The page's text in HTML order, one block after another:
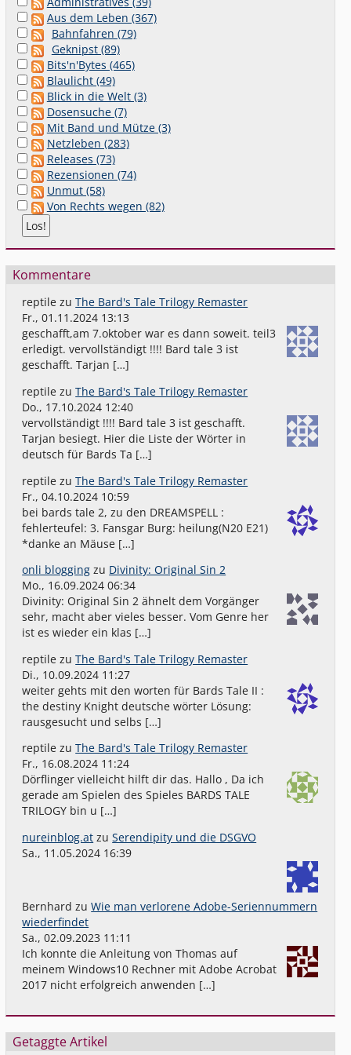
Aus dem Leben (367)
Bahnfahren (79)
Geknipst (89)
Bits'n'Bytes (465)
Blaulicht (49)
Blick in die Welt (3)
Dosensuche (7)
Mit Band und Mütze (3)
Netzleben (283)
Releases (73)
Rezensionen (74)
Unmut (58)
Von Rechts wegen (82)
Kommentare
reptile zuThe Bard's Tale Trilogy Remaster
Fr., 01.11.2024 13:13
geschafft,am 7.oktober war es dann soweit. teil3
erledigt. vervollständigt !!!! Bard tale 3 ist
geschafft. Tarjan […]
reptile zuThe Bard's Tale Trilogy Remaster
Do., 17.10.2024 12:40
vervollständigt !!!! Bard tale 3 ist geschafft.
Tarjan besiegt. Hier die Liste der Wörter in
deutsch für Bards Ta […]
reptile zuThe Bard's Tale Trilogy Remaster
Fr., 04.10.2024 10:59
bei bards tale 2, zu den DREAMSPELL :
fehlerteufel: 3. Fansgar Burg: heilung(N20 E21)
*danke an Mäuse […]
onli blogging zu Divinity: Original Sin 2
Mo., 16.09.2024 06:34
Divinity: Original Sin 2 ähnelt dem Vorgänger
sehr, macht aber vieles besser. Vom Genre her
ist es wieder ein klas […]
reptile zuThe Bard's Tale Trilogy Remaster
Di., 10.09.2024 11:27
weiter gehts mit den worten für Bards Tale II :
the destiny Knight deutsche wörter Lösung:
rausgesucht und selbs […]
reptile zuThe Bard's Tale Trilogy Remaster
Fr., 16.08.2024 11:24
Dörflinger vielleicht hilft dir das. Hallo , Da ich
gerade am Spielen des Spieles BARDS TALE
TRILOGY bin u […]
nureinblog.at zuSerendipity und die DSGVO
Sa., 11.05.2024 16:39
Bernhard zuWie man verlorene Adobe-Seriennummern
wiederfindet
Sa., 02.09.2023 11:11
Ich konnte die Anleitung von Thomas auf
meinem Windows10 Rechner mit Adobe Acrobat
2017 nicht erfolgreich anwenden […]
Getaggte Artikel